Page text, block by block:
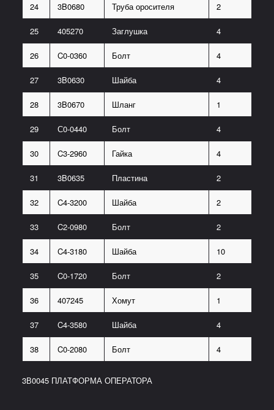
24 3B0680 Труба оросителя 2
25 405270 Заглушка 4
26 C0-0360 Болт 4
27 3B0630 Шайба 4
28 3B0670 Шланг 1
29 С0-0440 Болт 4
30 C3-2960 Гайка 4
31 3B0635 Пластина 2
32 C4-3200 Шайба 2
33 C2-0980 Болт 2
34 C4-3180 Шайба 10
35 C0-1720 Болт 2
36 407245 Хомут 1
37 C4-3580 Шайба 4
38 C0-2080 Болт 4
3В0045 ПЛАТФОРМА ОПЕРАТОРА